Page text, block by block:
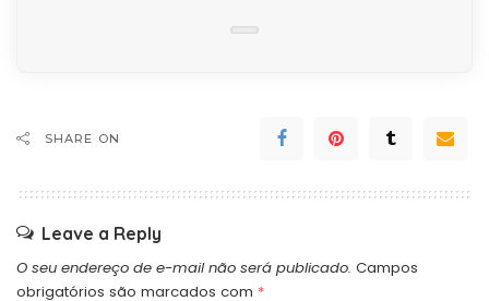
SHARE ON
Leave a Reply
O seu endereço de e-mail não será publicado. Campos
obrigatórios são marcados com *